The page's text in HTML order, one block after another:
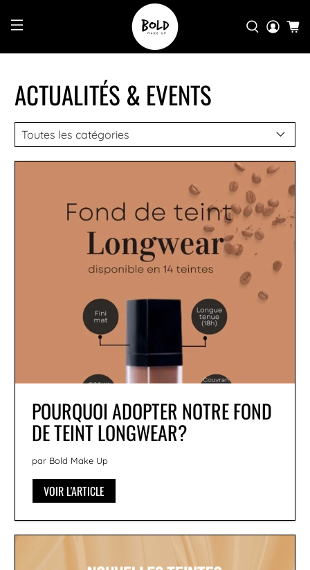
ACTUALITÉS & EVENTS
POURQUOI ADOPTER NOTRE FOND
DE TEINT LONGWEAR?
par Bold Make Up
VOIR L'ARTICLE